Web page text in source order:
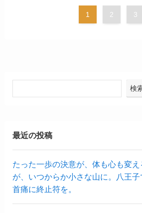
1 2 3
検
最近の投稿
たった一歩の決意が、体も心も変
が、いつからか小さな山に。八王子
首痛に終止符を。